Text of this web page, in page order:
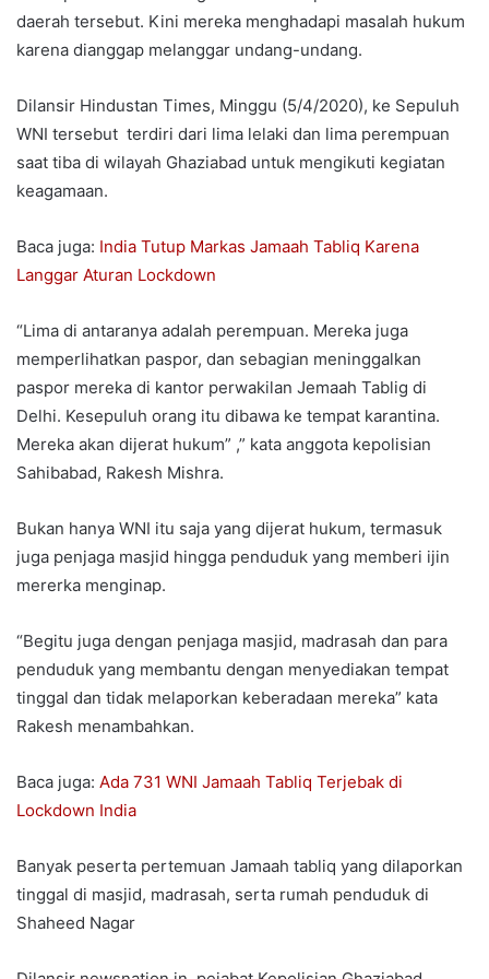
daerah tersebut. Kini mereka menghadapi masalah hukum
karena dianggap melanggar undang-undang.
Dilansir Hindustan Times, Minggu (5/4/2020), ke Sepuluh
WNI tersebut terdiri dari lima lelaki dan lima perempuan
saat tiba di wilayah Ghaziabad untuk mengikuti kegiatan
keagamaan.
Baca juga: India Tutup Markas Jamaah Tabliq Karena
Langgar Aturan Lockdown
“Lima di antaranya adalah perempuan. Mereka juga
memperlihatkan paspor, dan sebagian meninggalkan
paspor mereka di kantor perwakilan Jemaah Tablig di
Delhi. Kesepuluh orang itu dibawa ke tempat karantina.
Mereka akan dijerat hukum” ,” kata anggota kepolisian
Sahibabad, Rakesh Mishra.
Bukan hanya WNI itu saja yang dijerat hukum, termasuk
juga penjaga masjid hingga penduduk yang memberi ijin
mererka menginap.
“Begitu juga dengan penjaga masjid, madrasah dan para
penduduk yang membantu dengan menyediakan tempat
tinggal dan tidak melaporkan keberadaan mereka” kata
Rakesh menambahkan.
Baca juga: Ada 731 WNI Jamaah Tabliq Terjebak di
Lockdown India
Banyak peserta pertemuan Jamaah tabliq yang dilaporkan
tinggal di masjid, madrasah, serta rumah penduduk di
Shaheed Nagar